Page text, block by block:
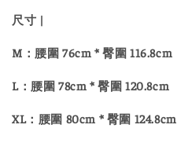
尺寸 |
M：腰圍 76cm * 臀圍 116.8cm
L：腰圍 78cm * 臀圍 120.8cm
XL：腰圍 80cm * 臀圍 124.8cm